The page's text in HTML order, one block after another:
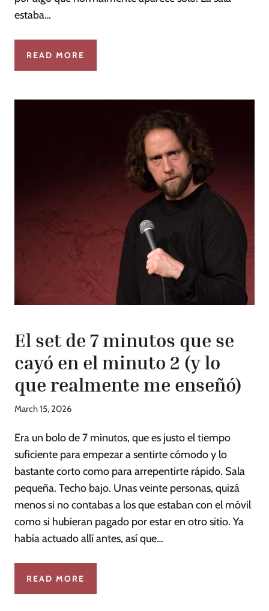
estaba…
READ MORE
El set de 7 minutos que se
cayó en el minuto 2 (y lo
que realmente me enseñó)
March 15, 2026
Era un bolo de 7 minutos, que es justo el tiempo
suficiente para empezar a sentirte cómodo y lo
bastante corto como para arrepentirte rápido. Sala
pequeña. Techo bajo. Unas veinte personas, quizá
menos si no contabas a los que estaban con el móvil
como si hubieran pagado por estar en otro sitio. Ya
había actuado allí antes, así que…
READ MORE